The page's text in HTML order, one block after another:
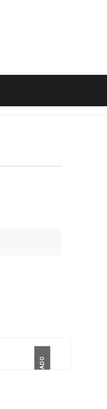
DESTACADO